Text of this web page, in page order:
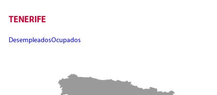
TENERIFE
DesempleadosOcupados